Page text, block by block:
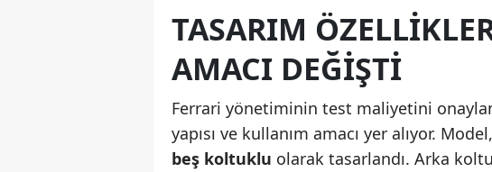
TASARIM
AMACI DEĞIŞTI
Ferrari yönetiminin test maliyetini
yapısı ve kullanım amacı yer alıyor.
beş koltuklu olarak tasarlandı. Arka